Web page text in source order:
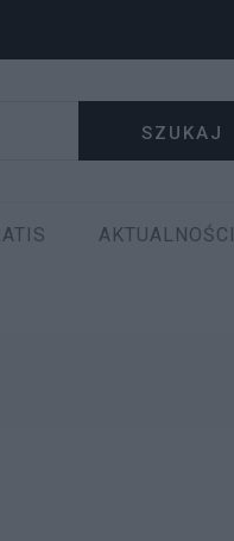
SZUKAJ
AKTUALNOŚCI